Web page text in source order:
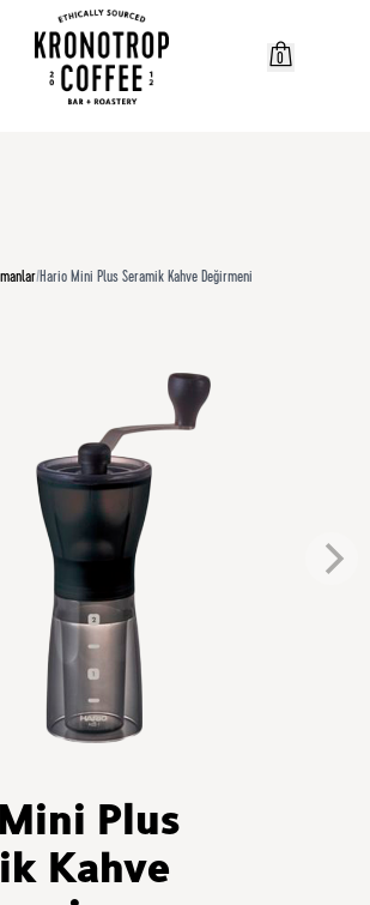
0
/Hario Mini Plus Seramik Kahve Değirmeni
Plus
Kahve